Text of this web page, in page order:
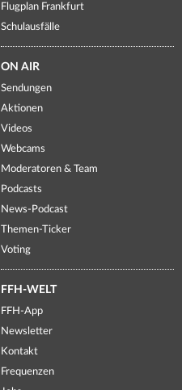
Flugplan Frankfurt
Schulausfälle
ON AIR
Sendungen
Aktionen
Videos
Webcams
Moderatoren & Team
Podcasts
News-Podcast
Themen-Ticker
Voting
FFH-WELT
FFH-App
Newsletter
Kontakt
Frequenzen